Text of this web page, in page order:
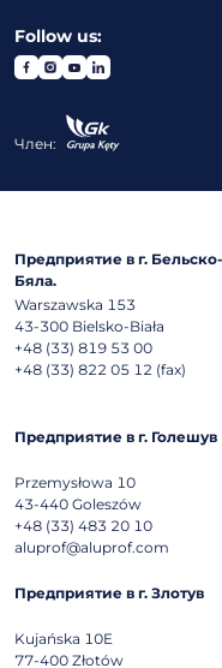
Follow us:
Член:
Предприятие в г. Бельско-
Бяла.
Warszawska 153
43-300 Bielsko-Biała
+48 (33) 819 53 00
+48 (33) 822 05 12 (fax)
Предприятие в г. Голешув
Przemysłowa 10
43-440 Goleszów
+48 (33) 483 20 10
aluprof@aluprof.com
Предприятие в г. Злотув
Kujańska 10E
77-400 Złotów